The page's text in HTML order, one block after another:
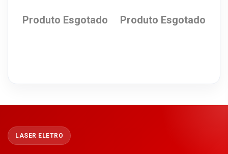
Produto Esgotado Produto Esgotado
LASER ELETRO